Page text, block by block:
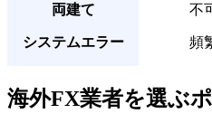
両建て
不
システムエラー 頻
海外FX業者を選ぶ